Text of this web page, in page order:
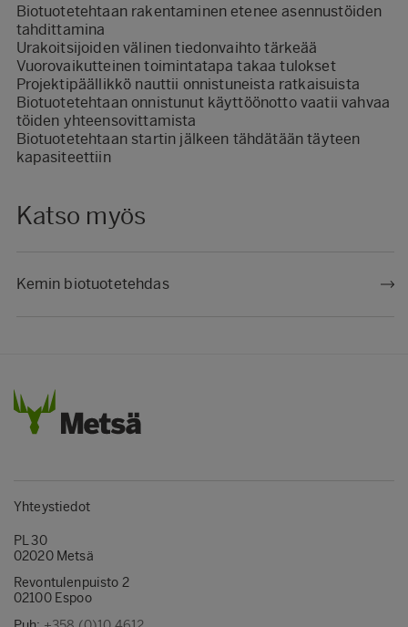
Biotuotetehtaan rakentaminen etenee asennustöiden
tahdittamina
Urakoitsijoiden välinen tiedonvaihto tärkeää
Vuorovaikutteinen toimintatapa takaa tulokset
Projektipäällikkö nauttii onnistuneista ratkaisuista
Biotuotetehtaan onnistunut käyttöönotto vaatii vahvaa
töiden yhteensovittamista
Biotuotetehtaan startin jälkeen tähdätään täyteen
kapasiteettiin
Katso myös
Kemin biotuotetehdas
Yhteystiedot
PL 30
02020 Metsä
Revontulenpuisto 2
02100 Espoo